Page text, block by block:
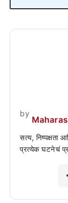
by
सत्य, निष्पक्षता
प्रत्येक घटनेचं